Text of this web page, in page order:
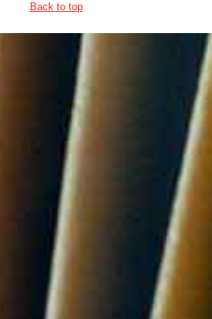
Back to top